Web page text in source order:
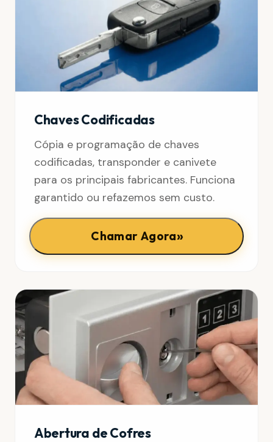
Chaves Codificadas
Cópia e programação de chaves
codificadas, transponder e canivete
para os principais fabricantes. Funciona
garantido ou refazemos sem custo.
Chamar Agora»
Abertura de Cofres